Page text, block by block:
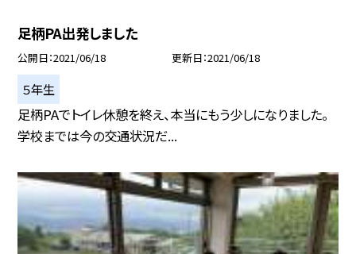
足柄PA出発しました
公開日 2021/06/18 更新日 2021/06/18
５年生
足柄PAでトイレ休憩を終え、本当にもう少しになりました。
学校までは今の交通状況だ...